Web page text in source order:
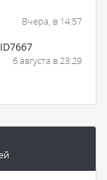
Вчера, в 14:57
6 августа в 23:29